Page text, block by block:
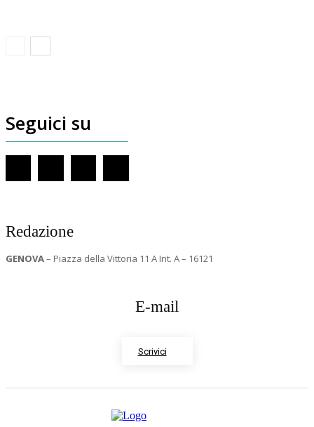
Seguici su
Redazione
GENOVA– Piazza della Vittoria 11 A Int. A – 16121
E-mail
Scrivici